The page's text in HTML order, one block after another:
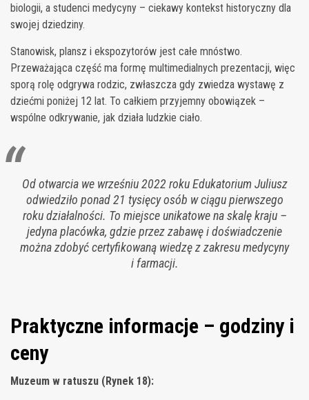
biologii, a studenci medycyny – ciekawy kontekst historyczny dla
swojej dziedziny.
Stanowisk, plansz i ekspozytorów jest całe mnóstwo.
Przeważająca część ma formę multimedialnych prezentacji, więc
sporą rolę odgrywa rodzic, zwłaszcza gdy zwiedza wystawę z
dziećmi poniżej 12 lat. To całkiem przyjemny obowiązek –
wspólne odkrywanie, jak działa ludzkie ciało.
Od otwarcia we wrześniu 2022 roku Edukatorium Juliusz
odwiedziło ponad 21 tysięcy osób w ciągu pierwszego
roku działalności. To miejsce unikatowe na skalę kraju –
jedyna placówka, gdzie przez zabawę i doświadczenie
można zdobyć certyfikowaną wiedzę z zakresu medycyny
i farmacji.
Praktyczne informacje – godziny i
ceny
Muzeum w ratuszu (Rynek 18):